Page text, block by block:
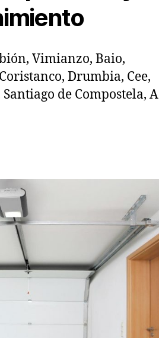
Vimianzo, Baio,
Drumbia, Cee,
de Compostela, A